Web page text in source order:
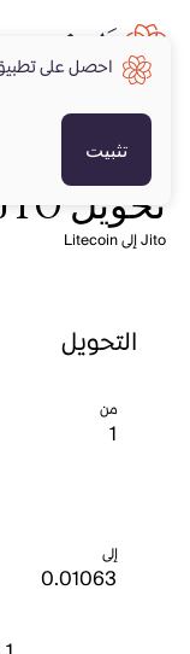
تحويل JTO إلى LTC
Jito إلى Litecoin
التحويل
من
إلى
احصل على
تثبيت